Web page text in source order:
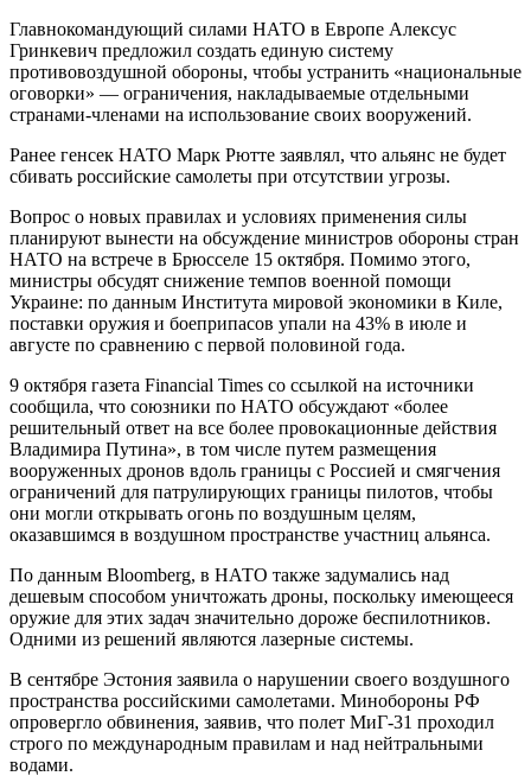
Главнокомандующий силами НАТО в Европе Алексус
Гринкевич предложил создать единую систему
противовоздушной обороны, чтобы устранить «национальные
оговорки» — ограничения, накладываемые отдельными
странами-членами на использование своих вооружений.
Ранее генсек НАТО Марк Рютте заявлял, что альянс не будет
сбивать российские самолеты при отсутствии угрозы.
Вопрос о новых правилах и условиях применения силы
планируют вынести на обсуждение министров обороны стран
НАТО на встрече в Брюсселе 15 октября. Помимо этого,
министры обсудят снижение темпов военной помощи
Украине: по данным Института мировой экономики в Киле,
поставки оружия и боеприпасов упали на 43% в июле и
августе по сравнению с первой половиной года.
9 октября газета Financial Times со ссылкой на источники
сообщила, что союзники по НАТО обсуждают «более
решительный ответ на все более провокационные действия
Владимира Путина», в том числе путем размещения
вооруженных дронов вдоль границы с Россией и смягчения
ограничений для патрулирующих границы пилотов, чтобы
они могли открывать огонь по воздушным целям,
оказавшимся в воздушном пространстве участниц альянса.
По данным Bloomberg, в НАТО также задумались над
дешевым способом уничтожать дроны, поскольку имеющееся
оружие для этих задач значительно дороже беспилотников.
Одними из решений являются лазерные системы.
В сентябре Эстония заявила о нарушении своего воздушного
пространства российскими самолетами. Минобороны РФ
опровергло обвинения, заявив, что полет МиГ-31 проходил
строго по международным правилам и над нейтральными
водами.